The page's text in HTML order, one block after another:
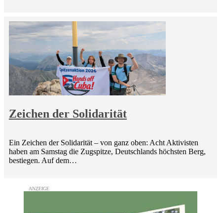
Zeichen der Solidarität
Ein Zeichen der Solidarität – von ganz oben: Acht Aktivisten
haben am Samstag die Zugspitze, Deutschlands höchsten Berg,
bestiegen. Auf dem…